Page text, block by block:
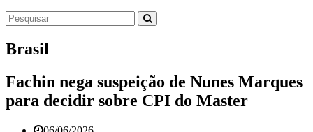
Brasil
Fachin nega suspeição de Nunes Marques
para decidir sobre CPI do Master